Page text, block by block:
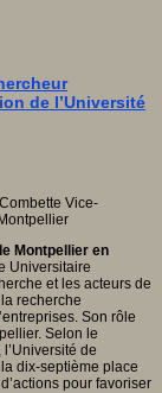
de l’Université
Montpellier en
Universitaire
et les acteurs de
recherche
Son rôle
Selon le
de
dix-septième place
pour favoriser